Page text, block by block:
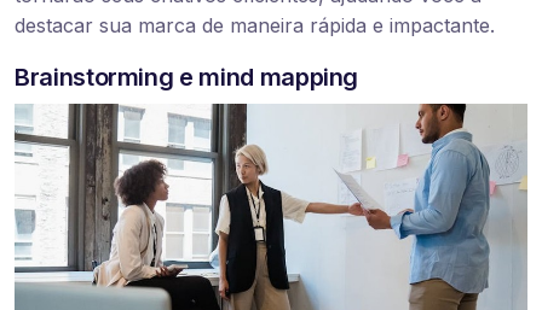
destacar sua marca de maneira rápida e impactante.
Brainstorming e mind mapping